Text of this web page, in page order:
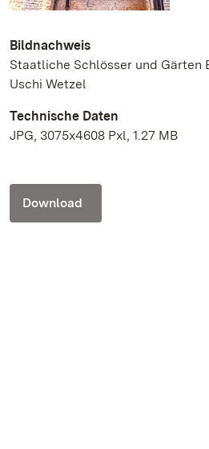
Bildnachweis
Staatliche Schlösser und Gärten
Uschi Wetzel
Technische Daten
JPG, 3075x4608 Pxl, 1.27 MB
Download